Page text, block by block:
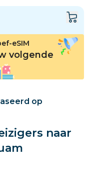
eSIM
volgende
op
naar